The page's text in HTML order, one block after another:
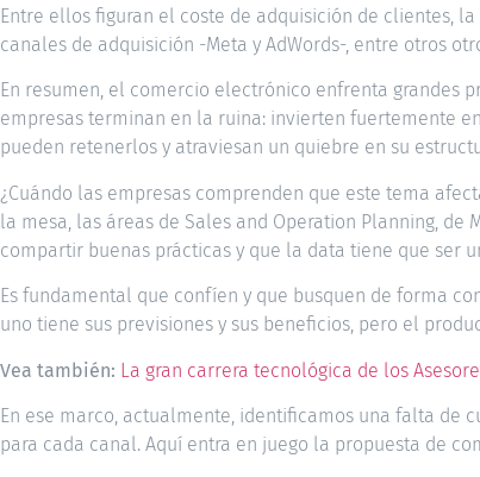
Entre ellos figuran el coste de adquisición de clientes,
canales de adquisición -Meta y AdWords-, entre otros
En resumen, el comercio electrónico enfrenta grandes
empresas terminan en la ruina: invierten fuertemente
pueden retenerlos y atraviesan un quiebre en su
¿Cuándo las empresas comprenden que este tema
la mesa, las áreas de Sales and Operation Planning, de
compartir buenas prácticas y que la data tiene que ser
Es fundamental que confíen y que busquen de forma
uno tiene sus previsiones y sus beneficios, pero el
Vea también: La gran carrera tecnológica de los
En ese marco, actualmente, identificamos una falta de
para cada canal. Aquí entra en juego la propuesta de